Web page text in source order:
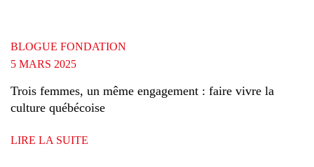
BLOGUE FONDATION
5 MARS 2025
Trois femmes, un même engagement : faire vivre la
culture québécoise
LIRE LA SUITE